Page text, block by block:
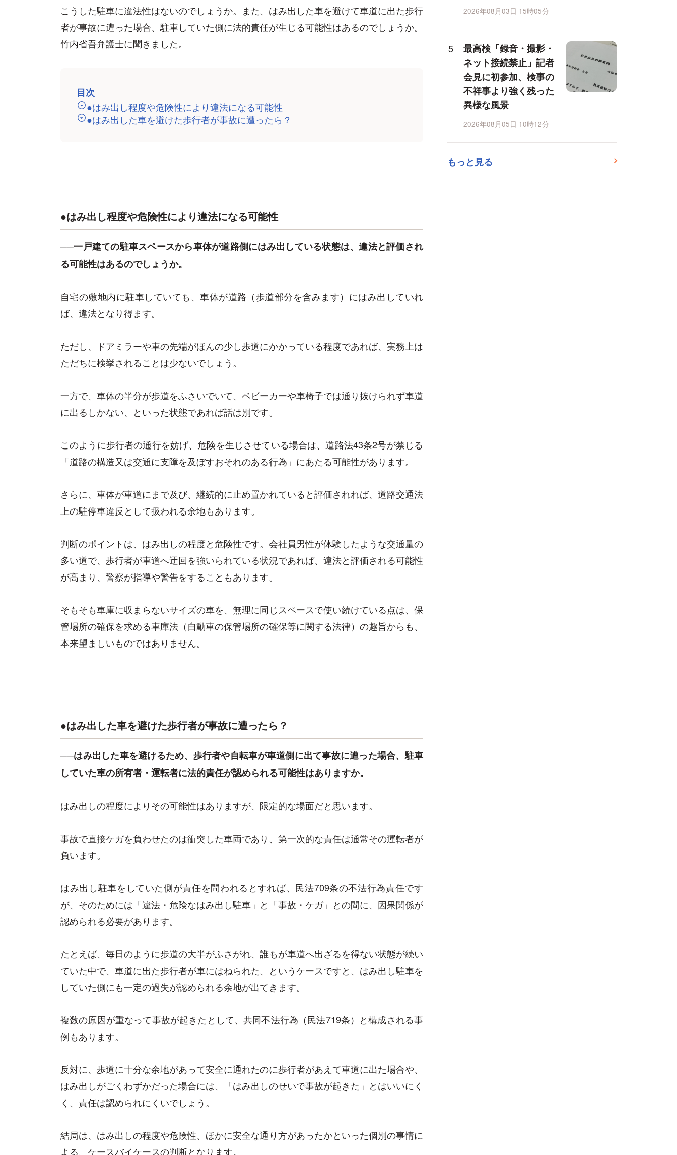
こうした駐車に違法性はないのでしょうか。また、はみ出した車を避けて車道に出た歩行
者が事故に遭った場合、駐車していた側に法的責任が生じる可能性はあるのでしょうか。
竹内省吾弁護士に聞きました。
目次
●はみ出し程度や危険性により違法になる可能性
●はみ出した車を避けた歩行者が事故に遭ったら？
●はみ出し程度や危険性により違法になる可能性
──一戸建ての駐車スペースから車体が道路側にはみ出している状態は、違法と評価され
る可能性はあるのでしょうか。
自宅の敷地内に駐車していても、車体が道路（歩道部分を含みます）にはみ出していれ
ば、違法となり得ます。
ただし、ドアミラーや車の先端がほんの少し歩道にかかっている程度であれば、実務上は
ただちに検挙されることは少ないでしょう。
一方で、車体の半分が歩道をふさいでいて、ベビーカーや車椅子では通り抜けられず車道
に出るしかない、といった状態であれば話は別です。
このように歩行者の通行を妨げ、危険を生じさせている場合は、道路法43条2号が禁じる
「道路の構造又は交通に支障を及ぼすおそれのある行為」にあたる可能性があります。
さらに、車体が車道にまで及び、継続的に止め置かれていると評価されれば、道路交通法
上の駐停車違反として扱われる余地もあります。
判断のポイントは、はみ出しの程度と危険性です。会社員男性が体験したような交通量の
多い道で、歩行者が車道へ迂回を強いられている状況であれば、違法と評価される可能性
が高まり、警察が指導や警告をすることもあります。
そもそも車庫に収まらないサイズの車を、無理に同じスペースで使い続けている点は、保
管場所の確保を求める車庫法（自動車の保管場所の確保等に関する法律）の趣旨からも、
本来望ましいものではありません。
●はみ出した車を避けた歩行者が事故に遭ったら？
──はみ出した車を避けるため、歩行者や自転車が車道側に出て事故に遭った場合、駐車
していた車の所有者・運転者に法的責任が認められる可能性はありますか。
はみ出しの程度によりその可能性はありますが、限定的な場面だと思います。
事故で直接ケガを負わせたのは衝突した車両であり、第一次的な責任は通常その運転者が
負います。
はみ出し駐車をしていた側が責任を問われるとすれば、民法709条の不法行為責任です
が、そのためには「違法・危険なはみ出し駐車」と「事故・ケガ」との間に、因果関係が
認められる必要があります。
たとえば、毎日のように歩道の大半がふさがれ、誰もが車道へ出ざるを得ない状態が続い
ていた中で、車道に出た歩行者が車にはねられた、というケースですと、はみ出し駐車を
していた側にも一定の過失が認められる余地が出てきます。
複数の原因が重なって事故が起きたとして、共同不法行為（民法719条）と構成される事
例もあります。
反対に、歩道に十分な余地があって安全に通れたのに歩行者があえて車道に出た場合や、
はみ出しがごくわずかだった場合には、「はみ出しのせいで事故が起きた」とはいいにく
く、責任は認められにくいでしょう。
結局は、はみ出しの程度や危険性、ほかに安全な通り方があったかといった個別の事情に
よる、ケースバイケースの判断となります。
2026年08月03日 15時05分
最高検「録音・撮影・
ネット接続禁止」記者
会見に初参加、検事の
不祥事より強く残った
異様な風景
2026年08月05日 10時12分
もっと見る